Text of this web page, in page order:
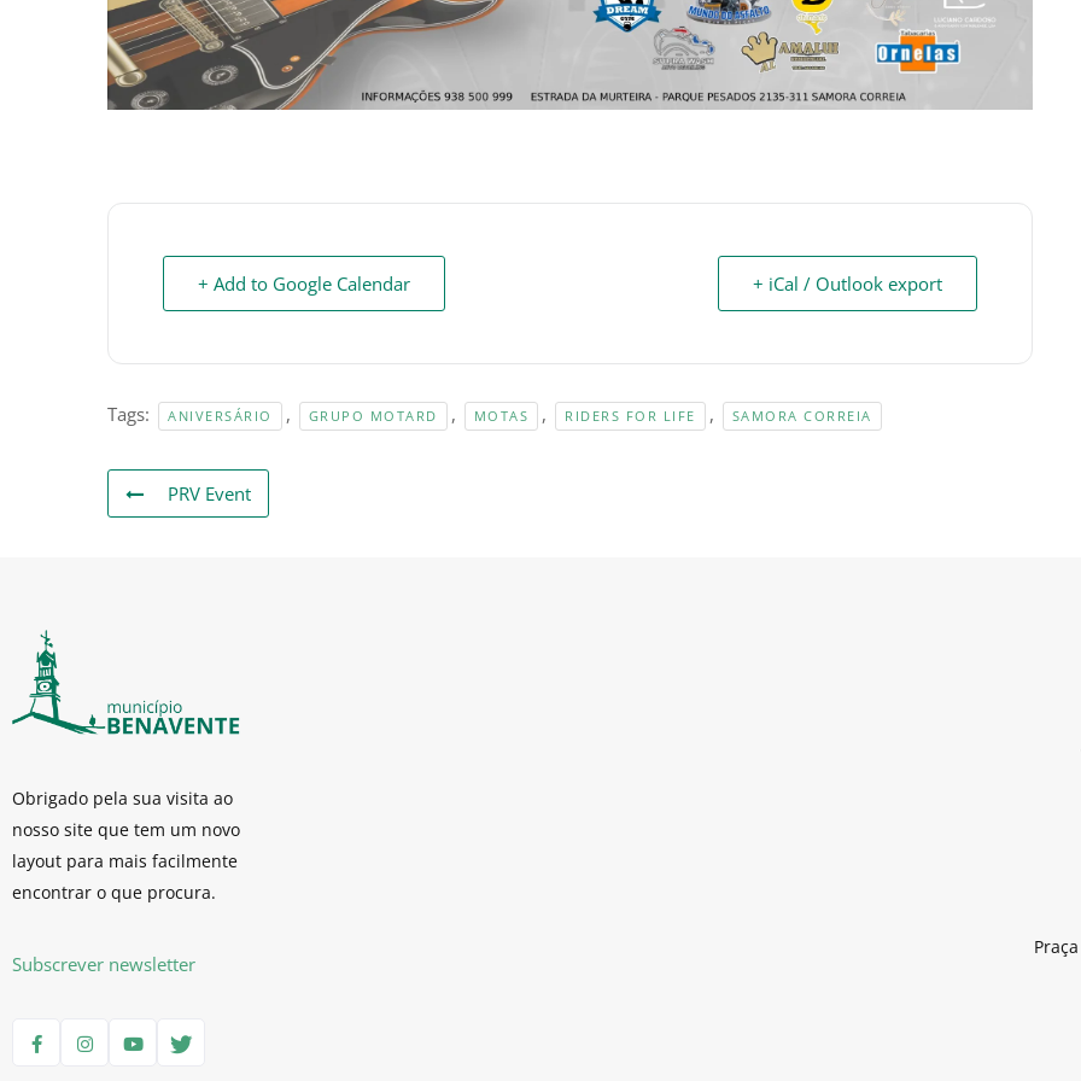
+ Add to Google Calendar + iCal / Outlook export
Tags: ANIVERSÁRIO , GRUPO MOTARD , MOTAS , RIDERS FOR LIFE , SAMORA CORREIA
PRV Event
Obrigado pela sua visita ao
nosso site que tem um novo
layout para mais facilmente
encontrar o que procura.
Subscrever newsletter